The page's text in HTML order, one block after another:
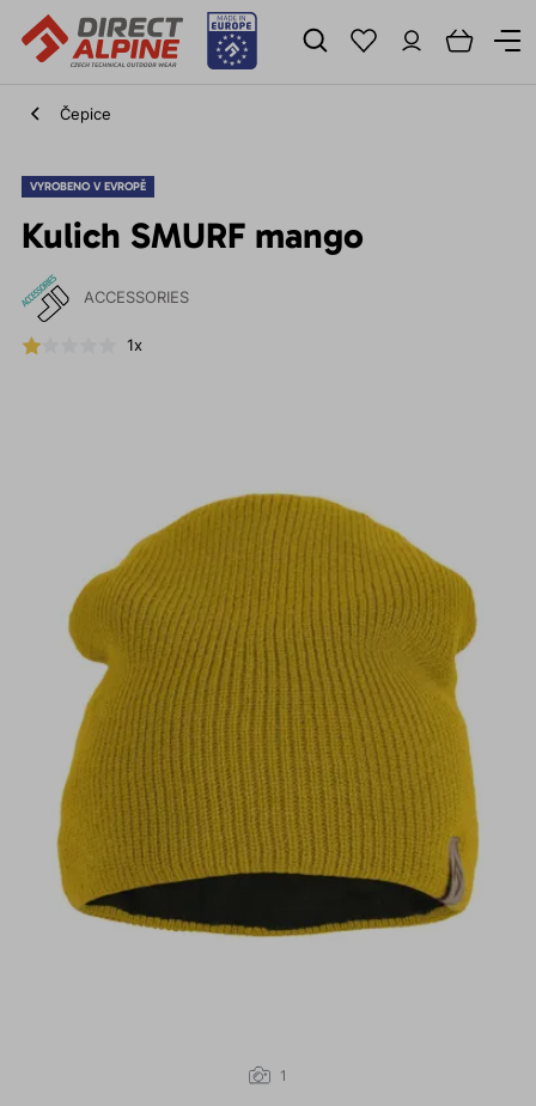
Čepice
VYROBENO V EVROPĚ
Kulich SMURF mango
ACCESSORIES
1x
1